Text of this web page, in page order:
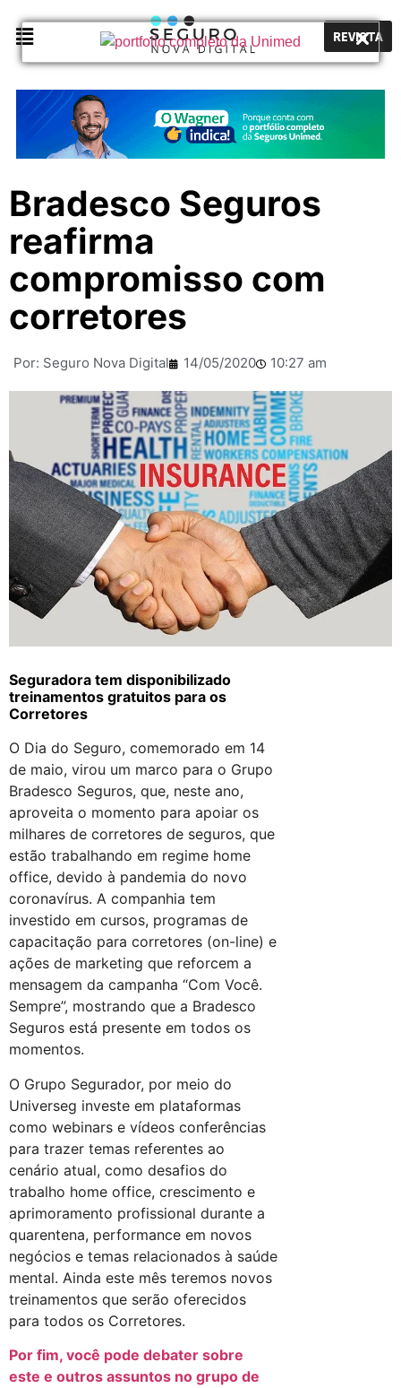
REVISTA
Bradesco Seguros
reafirma
compromisso com
corretores
Por: Seguro Nova Digital 14/05/2020 10:27 am
Seguradora tem disponibilizado
treinamentos gratuitos para os
Corretores
O Dia do Seguro, comemorado em 14
de maio, virou um marco para o Grupo
Bradesco Seguros, que, neste ano,
aproveita o momento para apoiar os
milhares de corretores de seguros, que
estão trabalhando em regime home
office, devido à pandemia do novo
coronavírus. A companhia tem
investido em cursos, programas de
capacitação para corretores (on-line) e
ações de marketing que reforcem a
mensagem da campanha “Com Você.
Sempre”, mostrando que a Bradesco
Seguros está presente em todos os
momentos.
O Grupo Segurador, por meio do
Universeg investe em plataformas
como webinars e vídeos conferências
para trazer temas referentes ao
cenário atual, como desafios do
trabalho home office, crescimento e
aprimoramento profissional durante a
quarentena, performance em novos
negócios e temas relacionados à saúde
mental. Ainda este mês teremos novos
treinamentos que serão oferecidos
para todos os Corretores.
Por fim, você pode debater sobre
este e outros assuntos no grupo de